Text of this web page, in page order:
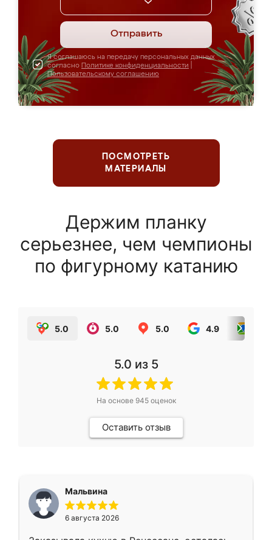
Отправить
Я соглашаюсь на передачу персональных данных
согласно Политике конфиденциальности
Пользовательскому соглашению
ПОСМОТРЕТЬ
МАТЕРИАЛЫ
Держим планку
серьезнее, чем чемпионы
по фигурному катанию
5.0 5.0 5.0 4.9
5.0 из 5
На основе 945оценок
Оставить отзыв
Мальвина
6 августа 2026